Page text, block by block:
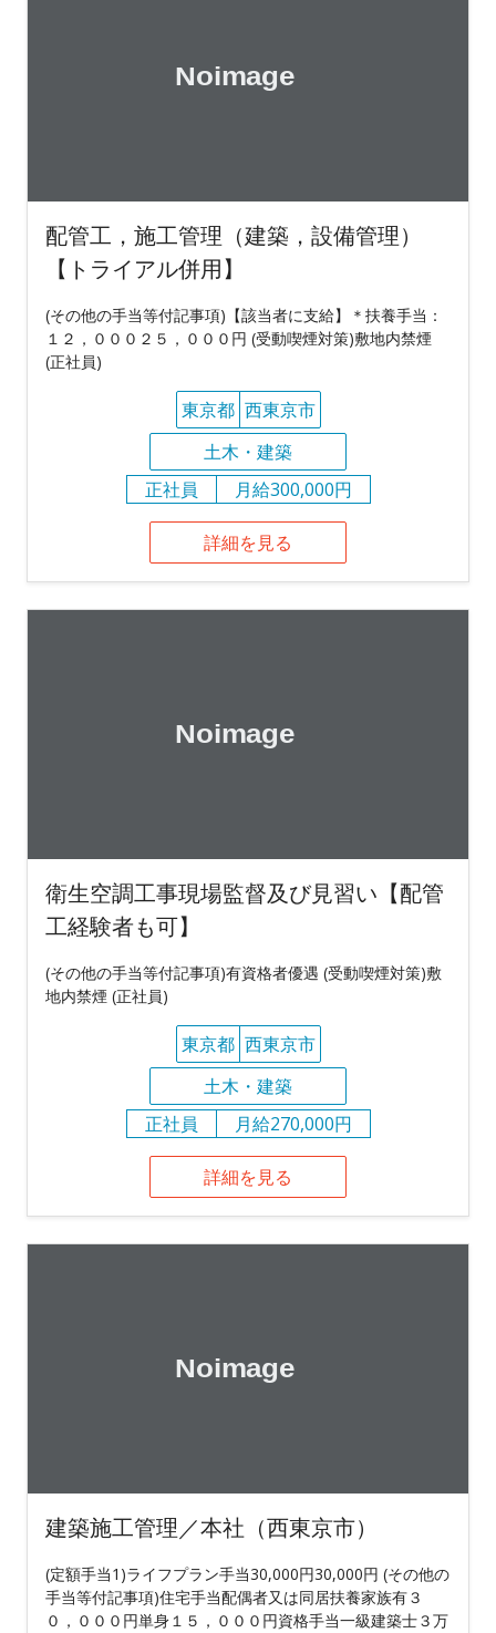
配管工，施工管理（建築，設備管理）
【トライアル併用】
(その他の手当等付記事項)【該当者に支給】＊扶養手当：
１２，０００２５，０００円 (受動喫煙対策)敷地内禁煙
(正社員)
東京都 西東京市
土木・建築
正社員
月給300,000円
詳細を見る
衛生空調工事現場監督及び見習い【配管
工経験者も可】
(その他の手当等付記事項)有資格者優遇 (受動喫煙対策)敷
地内禁煙 (正社員)
東京都 西東京市
土木・建築
正社員
月給270,000円
詳細を見る
建築施工管理／本社（西東京市）
(定額手当1)ライフプラン手当30,000円30,000円 (その他の
手当等付記事項)住宅手当配偶者又は同居扶養家族有３
０，０００円単身１５，０００円資格手当一級建築士３万